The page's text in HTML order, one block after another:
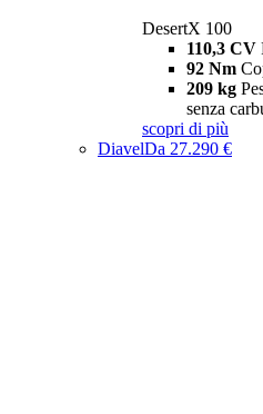
DesertX 100
110,3 CV
92 Nm
209 kg
senza
scopri di più
DiavelDa 27.290 €